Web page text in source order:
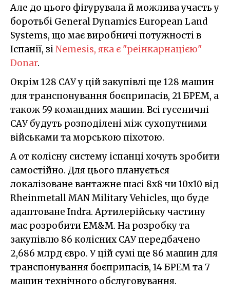
Але до цього фігурувала й можлива участь у
боротьбі General Dynamics European Land
Systems, що має виробничі потужності в
Іспанії, зіNemesis, яка є "реінкарнацією"
Donar.
Окрім 128 САУ у цій закупівлі ще 128 машин
для транспонування боєприпасів, 21 БРЕМ, а
також 59 командних машин. Всі гусеничні
САУ будуть розподілені між сухопутними
військами та морською піхотою.
А от колісну систему іспанці хочуть зробити
самостійно. Для цього планується
локалізоване вантажне шасі 8х8 чи 10х10 від
Rheinmetall MAN Military Vehicles, що буде
адаптоване Indra. Артилерійську частину
має розробити EM&M. На розробку та
закупівлю 86 колісних САУ передбачено
2,686 млрд євро. У цій сумі ще 86 машин для
транспонування боєприпасів, 14 БРЕМ та 7
машин технічного обслуговування.